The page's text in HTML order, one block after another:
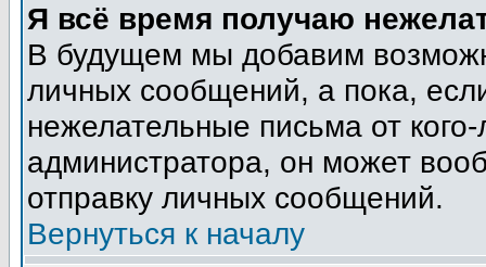
Я всё время получаю
В будущем мы добавим
личных сообщений, а пока,
нежелательные письма от
администратора, он может
отправку личных сообщений.
Вернуться к началу